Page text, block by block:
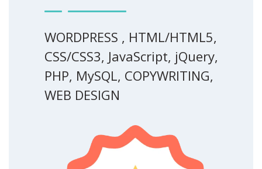
WORDPRESS , HTML/HTML5,
CSS/CSS3, JavaScript, jQuery,
PHP, MySQL, COPYWRITING,
WEB DESIGN